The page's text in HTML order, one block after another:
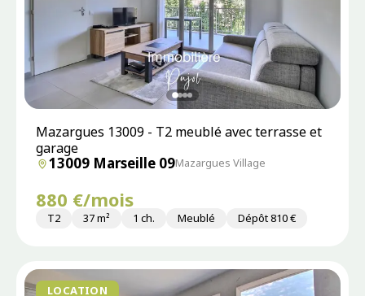
Mazargues 13009 - T2 meublé avec terrasse et
garage
13009 Marseille 09Mazargues Village
880 €/mois
T2 37 m² 1 ch. Meublé Dépôt 810 €
LOCATION